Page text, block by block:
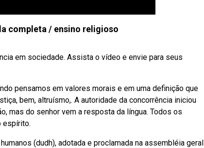
completa / ensino religioso
em sociedade. Assista o vídeo e envie para seus
pensamos em valores morais e em uma definição que
bem, altruísmo,. A autoridade da concorrência iniciou
mas do senhor vem a resposta da língua. Todos os
espírito.
(dudh), adotada e proclamada na assembléia geral